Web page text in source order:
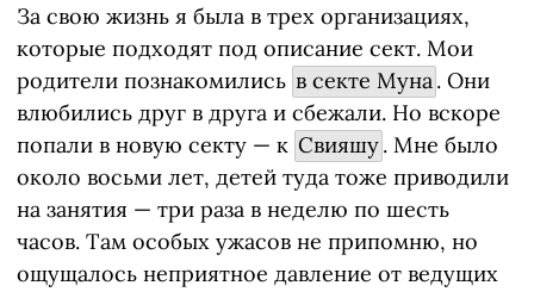
За свою жизнь я была в трех организациях,
которые подходят под описание сект. Мои
родители познакомились в секте Муна. Они
влюбились друг в друга и сбежали. Но вскоре
попали в новую секту — к Свияшу. Мне было
около восьми лет, детей туда тоже приводили
на занятия — три раза в неделю по шесть
часов. Там особых ужасов не припомню, но
ощущалось неприятное давление от ведущих